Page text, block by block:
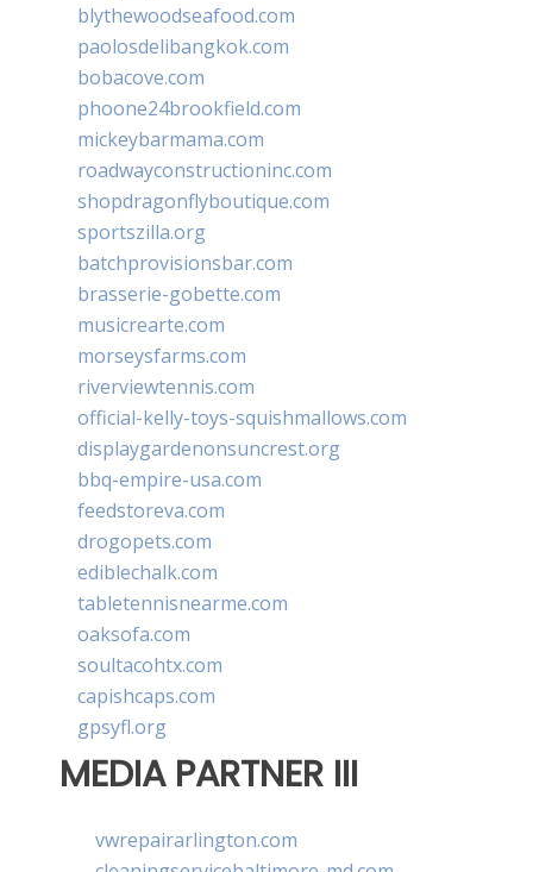
blythewoodseafood.com
paolosdelibangkok.com
bobacove.com
phoone24brookfield.com
mickeybarmama.com
roadwayconstructioninc.com
shopdragonflyboutique.com
sportszilla.org
batchprovisionsbar.com
brasserie-gobette.com
musicrearte.com
morseysfarms.com
riverviewtennis.com
official-kelly-toys-squishmallows.com
displaygardenonsuncrest.org
bbq-empire-usa.com
feedstoreva.com
drogopets.com
ediblechalk.com
tabletennisnearme.com
oaksofa.com
soultacohtx.com
capishcaps.com
gpsyfl.org
MEDIA PARTNER III
vwrepairarlington.com